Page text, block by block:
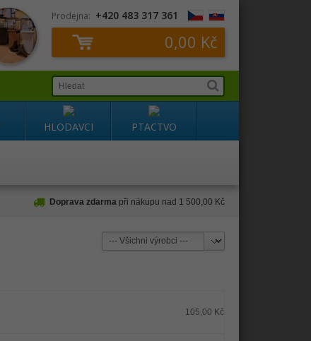
Prodejna: +420 483 317 361
0,00 Kč
HLODAVCI PTACTVO
Doprava zdarma při nákupu nad 1 500,00 Kč
105,00 Kč